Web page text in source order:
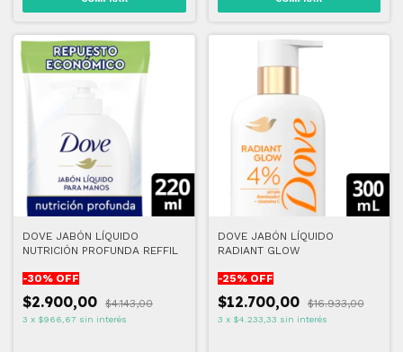
DOVE JABÓN LÍQUIDO
NUTRICIÓN PROFUNDA REFFIL
-30% OFF
$2.900,00 $4.143,00
3 x $966,67 sin interés
DOVE JABÓN LÍQUIDO
RADIANT GLOW
-25% OFF
$12.700,00 $16.933,00
3 x $4.233,33 sin interés